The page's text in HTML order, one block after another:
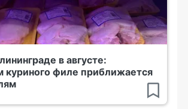
в августе:
куриного филе приближается